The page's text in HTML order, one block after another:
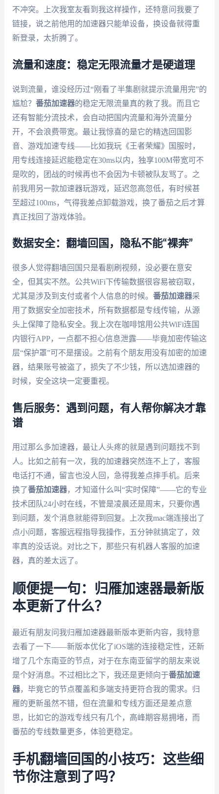
不冲突。上次我室友看到我这样操作，还特意问我要了
链接，说之前他用的加速器只能单设备，换设备就得重
新登录，太折腾了。
流量和速度：稳定无限流量才是硬道理
说到流量，谁没经历过“刚看了半集剧就提示流量用完”的
尴尬？ 番茄加速器的稳定无限流量真的救了我。而且它
还有智能分流技术，会自动把国内流量和海外流量分
开，不会浪费带宽。最让我惊喜的是它的精选回国影
音、游戏加速专线——比如我玩《王者荣耀》国服时，
用专线连接延迟能稳定在30ms以内，独享100M带宽可不
是吹的，团战的时候再也不会因为卡顿被队友骂了。之
前我用另一款加速器玩游戏，延迟忽高忽低，有时候甚
至超过100ms，气得我差点卸载游戏，换了番茄之后才算
真正找回了游戏体验。
数据安全：翻墙回国，隐私不能“裸奔”
很多人觉得翻墙回国只是看剧刷视频，没必要在意安
全，但其实不然。公共WiFi下传输数据很容易被窃取，
尤其是涉及到支付或者个人信息的时候。 番茄加速器采
用了数据安全加密技术，所有数据都是专线传输，从源
头上保障了隐私安全。我上次在咖啡馆用公共WiFi连国
内银行APP，一点都不担心信息泄露——毕竟加密传输这
层“保护罩”可不是摆设。之前有个朋友用没有加密的加速
器，结果账号被盗了，损失了不少钱，所以选加速器的
时候，安全这块一定要重视。
售后服务：遇到问题，有人帮你解决才靠
谱
用过那么多加速器，最让人头疼的就是遇到问题找不到
人。比如之前有一次，我的加速器突然连不上了，客服
电话打不通，留言也没人回，急得我差点摔手机。后来
换了番茄加速器，才知道什么叫“实时保障”——它的专业
技术团队24小时在线，不管是凌晨还是周末，只要你遇
到问题，发个消息就能得到回复。上次我mac端连接出了
点小问题，客服远程指导我操作，五分钟就搞定了，效
率真的没话说。对比之下，那些只有机器人客服的加速
器，真的差太远了。
顺便提一句：归雁加速器最新版
本更新了什么？
最近有朋友问我归雁加速器最新版本更新内容，我特意
去看了一下——新版本优化了iOS端的连接稳定性，还新
增了几个东南亚的节点，对于在东南亚留学的朋友来说
是个好消息。不过相比之下，我还是更倾向于番茄加速
器，毕竟它的节点覆盖和多端支持更符合我的需求。归
雁的更新虽然不错，但在流量和专线方面还是差点意
思，比如它的游戏专线只有几个，高峰期容易拥堵，而
番茄的专线数量更多，体验更稳定。
手机翻墙回国的小技巧：这些细
节你注意到了吗？